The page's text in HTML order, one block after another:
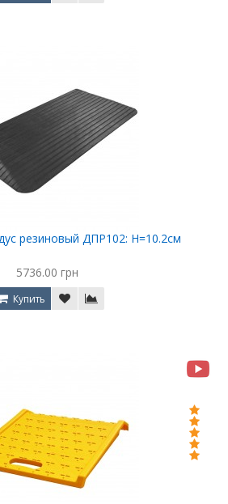
резиновый ДПР102: Н=10.2см
5736.00 грн
Купить